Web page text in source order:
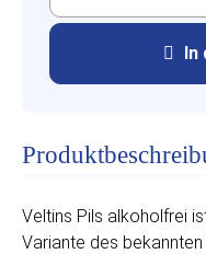
In
Veltins Pils alkoholfrei
Variante des